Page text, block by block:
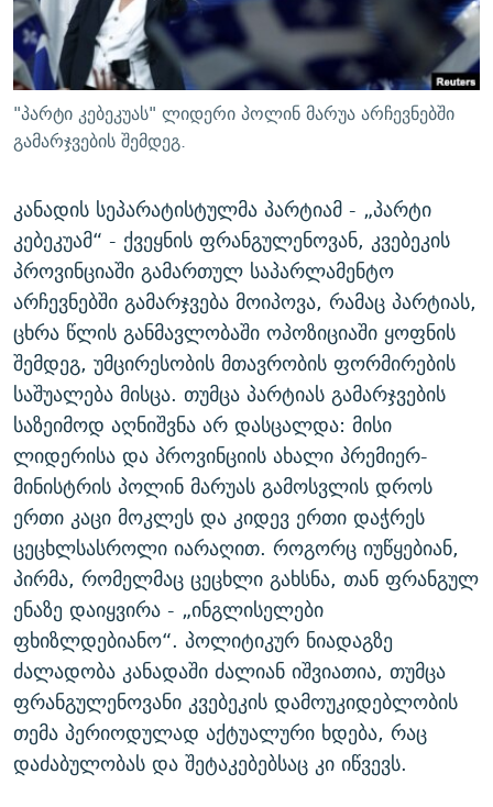
ᲛᲝᲚᲐᲞᲐᲠᲐᲙᲔ ᲢᲔᲥᲡᲢᲔᲑᲘ
ᲨᲘᲜ - ᲣᲪᲮᲝᲔᲗᲨᲘ
ᲚᲘᲢᲔᲠᲐᲢᲣᲠᲣᲚᲘ ᲬᲐᲮᲜᲐᲒᲔᲑᲘ
ᲐᲛᲔᲠᲘᲙᲣᲚᲘ ᲛᲝᲗᲮᲠᲝᲑᲐ
ᲩᲔᲛᲘ ᲡᲘᲙᲕᲓᲘᲚᲘᲡ ᲛᲘᲖᲔᲖᲘᲐ COVID-19
11 ᲬᲔᲚᲘ - 11 ᲐᲛᲑᲐᲕᲘ
ᲡᲐᲞᲐᲠᲚᲐᲛᲔᲜᲢᲝ ᲐᲠᲩᲔᲕᲜᲔᲑᲘᲡ ᲘᲡᲢᲝᲠᲘᲐ
ᲑᲐᲕᲨᲕᲔᲑᲘ ᲞᲠᲝᲡᲢᲘᲢᲣᲪᲘᲐᲨᲘ - ᲐᲛᲝᲣᲗᲥᲛᲔᲚᲘ ᲐᲛᲑᲐᲕᲘ
ᲐᲒᲕᲘᲡᲢᲝᲡ ᲝᲛᲘ
ПРИВЕТ ᲙᲣᲚᲢᲣᲠᲐ
ᲒᲐᲛᲝᲘᲬᲔᲠᲔ
"პარტი კებეკუას" ლიდერი პოლინ მარუა არჩევნებში
გამარჯვების შემდეგ.
კანადის სეპარატისტულმა პარტიამ - „პარტი
კებეკუამ“ - ქვეყნის ფრანგულენოვან, კვებეკის
პროვინციაში გამართულ საპარლამენტო
არჩევნებში გამარჯვება მოიპოვა, რამაც პარტიას,
ცხრა წლის განმავლობაში ოპოზიციაში ყოფნის
შემდეგ, უმცირესობის მთავრობის ფორმირების
საშუალება მისცა. თუმცა პარტიას გამარჯვების
საზეიმოდ აღნიშვნა არ დასცალდა: მისი
ლიდერისა და პროვინციის ახალი პრემიერ-
მინისტრის პოლინ მარუას გამოსვლის დროს
ერთი კაცი მოკლეს და კიდევ ერთი დაჭრეს
ცეცხლსასროლი იარაღით. როგორც იუწყებიან,
პირმა, რომელმაც ცეცხლი გახსნა, თან ფრანგულ
ენაზე დაიყვირა - „ინგლისელები
ფხიზლდებიანო“. პოლიტიკურ ნიადაგზე
ძალადობა კანადაში ძალიან იშვიათია, თუმცა
ფრანგულენოვანი კვებეკის დამოუკიდებლობის
თემა პერიოდულად აქტუალური ხდება, რაც
დაძაბულობას და შეტაკებებსაც კი იწვევს.